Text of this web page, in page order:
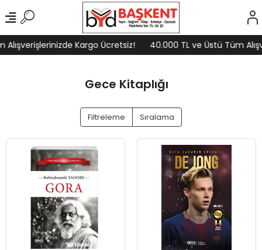
Kargo Ücretsiz! 40.000 TL ve Üstü Tüm
Gece Kitaplığı
Filtreleme Sıralama